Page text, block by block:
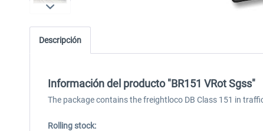
Descripción
Información del producto "BR151 VRot Sgss"
The package contains the freightloco DB Class 151 in
Rolling stock: